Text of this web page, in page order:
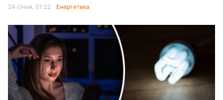
24 січня, 01:22 Енергетика